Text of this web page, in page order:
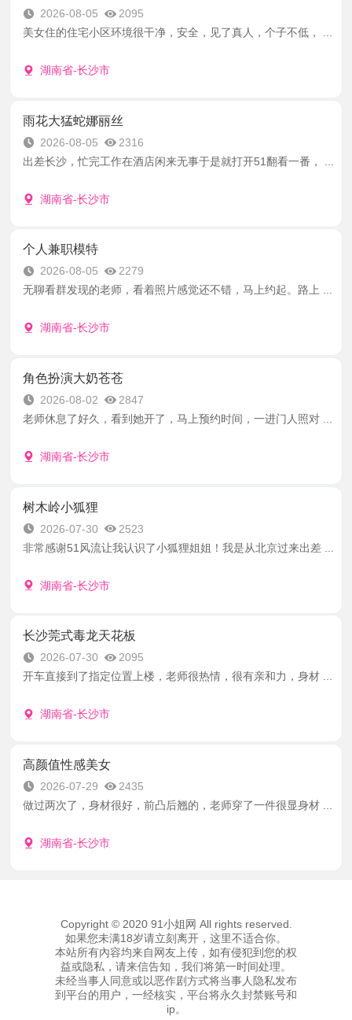
2026-08-05
2095
美女住的住宅小区环境很干净，安全，见了真人，个子不低， ...
湖南省-长沙市
雨花大猛蛇娜丽丝
2026-08-05
2316
出差长沙，忙完工作在酒店闲来无事于是就打开51翻看一番， ...
湖南省-长沙市
个人兼职模特
2026-08-05
2279
无聊看群发现的老师，看着照片感觉还不错，马上约起。路上 ...
湖南省-长沙市
角色扮演大奶苍苍
2026-08-02
2847
老师休息了好久，看到她开了，马上预约时间，一进门人照对 ...
湖南省-长沙市
树木岭小狐狸
2026-07-30
2523
非常感谢51风流让我认识了小狐狸姐姐！我是从北京过来出差 ...
湖南省-长沙市
长沙莞式毒龙天花板
2026-07-30
2095
开车直接到了指定位置上楼，老师很热情，很有亲和力，身材 ...
湖南省-长沙市
高颜值性感美女
2026-07-29
2435
做过两次了，身材很好，前凸后翘的，老师穿了一件很显身材 ...
湖南省-长沙市
Copyright © 2020 91小姐网 All rights reserved.
如果您未满18岁请立刻离开，这里不适合你。
本站所有內容均来自网友上传，如有侵犯到您的权
益或隐私，请来信告知，我们将第一时间处理。
未经当事人同意或以恶作剧方式将当事人隐私发布
到平台的用户，一经核实，平台将永久封禁账号和
ip。